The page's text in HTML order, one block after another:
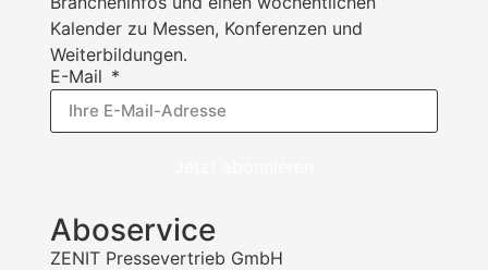
Kalender zu Messen, Konferenzen und
Weiterbildungen.
E-Mail
Aboservice
ZENIT Pressevertrieb GmbH